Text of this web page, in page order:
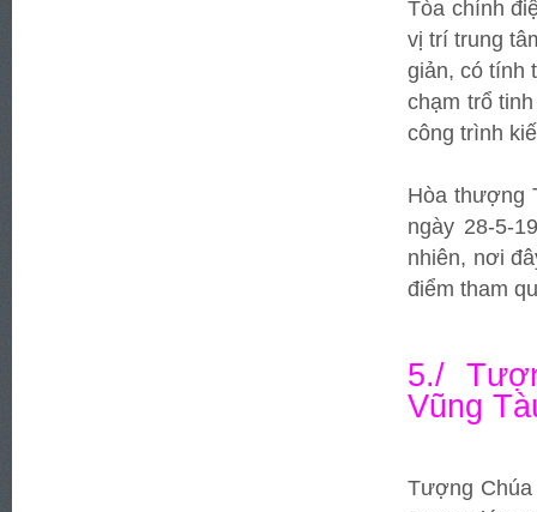
Tòa chính
vị trí trung
giản, có tính
chạm trổ
công trình
Hòa thượng
ngày 28-5-
nhiên, nơi
điểm tham
5./
Vũng
Tượng